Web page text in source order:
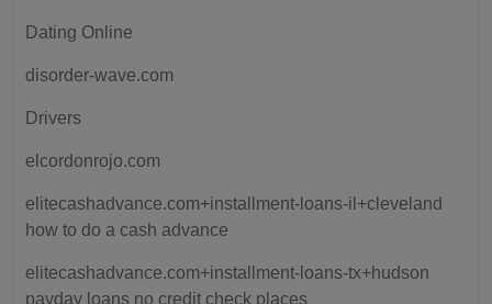
Dating Online
disorder-wave.com
Drivers
elcordonrojo.com
elitecashadvance.com+installment-loans-il+cleveland
how to do a cash advance
elitecashadvance.com+installment-loans-tx+hudson
payday loans no credit check places